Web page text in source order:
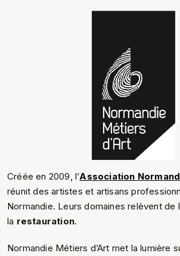
Créée en 2009, l’Association
réunit des artistes et artisans
Normandie. Leurs domaines relèvent de
la restauration.
Normandie Métiers d’Art met la lumière